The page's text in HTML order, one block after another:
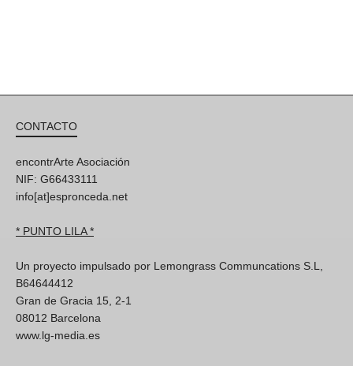
CONTACTO
encontrArte Asociación
NIF: G66433111
info[at]espronceda.net
* PUNTO LILA *
Un proyecto impulsado por Lemongrass Communcations S.L,
B64644412
Gran de Gracia 15, 2-1
08012 Barcelona
www.lg-media.es